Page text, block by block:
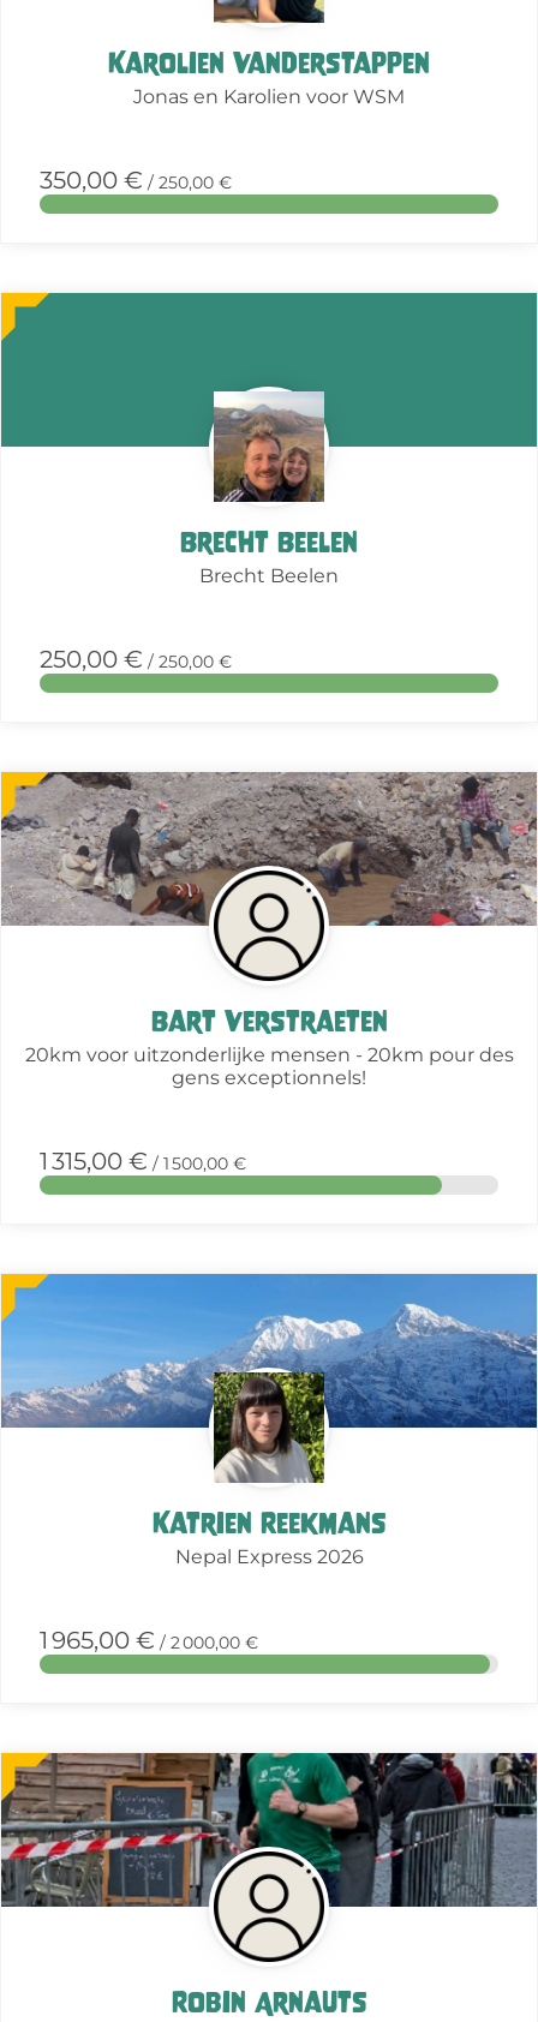
Karolien Vanderstappen
Jonas en Karolien voor WSM
350,00 € / 250,00 €
Brecht Beelen
Brecht Beelen
250,00 € / 250,00 €
More
about
Bart Verstraeten
20km voor uitzonderlijke mensen - 20km pour des
gens exceptionnels!
1 315,00 € / 1 500,00 €
More
about
this
action
Katrien Reekmans
Nepal Express 2026
1 965,00 € / 2 000,00 €
More
about
this
Robin Arnauts
More
about
this
action